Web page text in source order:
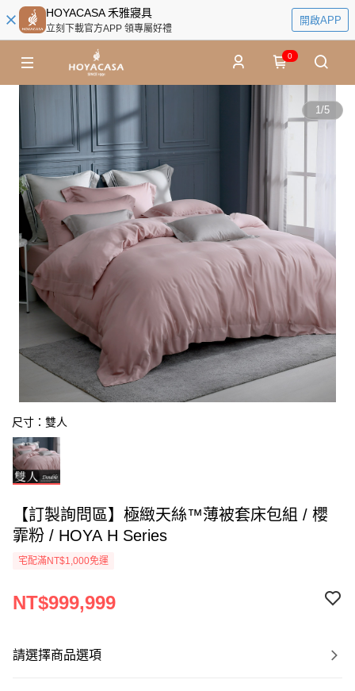
HOYACASA 禾雅寢具
立刻下載官方APP 領專屬好禮
開啟APP
0
1/5
尺寸：雙人
【訂製詢問區】極緻天絲™薄被套床包組 / 櫻
霏粉 / HOYA H Series
宅配滿NT$1,000免運
NT$999,999
請選擇商品選項